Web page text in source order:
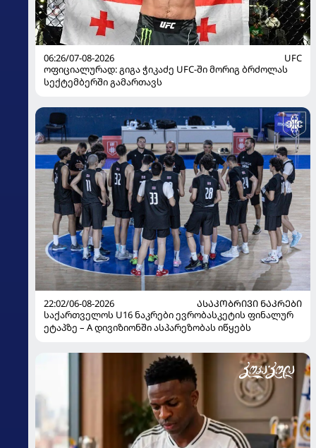
06:26/07-08-2026
UFC
ოფიციალურად: გიგა ჭიკაძე UFC-ში მორიგ ბრძოლას
სექტემბერში გამართავს
22:02/06-08-2026
ᲐᲡᲐᲙᲝᲑᲠᲘᲕᲘ ᲜᲐᲙᲠᲔᲑᲘ
საქართველოს U16 ნაკრები ევრობასკეტის ფინალურ
ეტაპზე – A დივიზიონში ასპარეზობას იწყებს